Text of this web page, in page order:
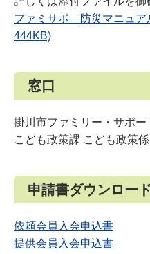
ファミサポ 防災マニュア
444KB)
窓口
掛川市ファミリー・サポー
こども政策課 こども政策
申請書ダウンロー
依頼会員入会申込書
提供会員入会申込書